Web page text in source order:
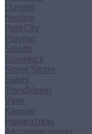
Dunobil
Neoline
ParkCity
Playme
Stealth
Stonelock
Street Storm
Subini
TrendVision
Viper
Каркам
Навигаторы
Автонавигаторы